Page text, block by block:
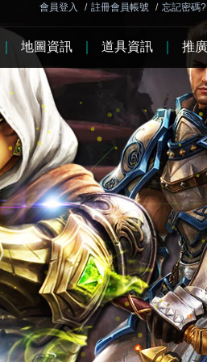
會員登入 / 註冊會員帳號 / 忘記密碼?